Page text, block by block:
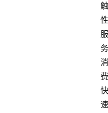
触
性
服
务
消
费
快
速